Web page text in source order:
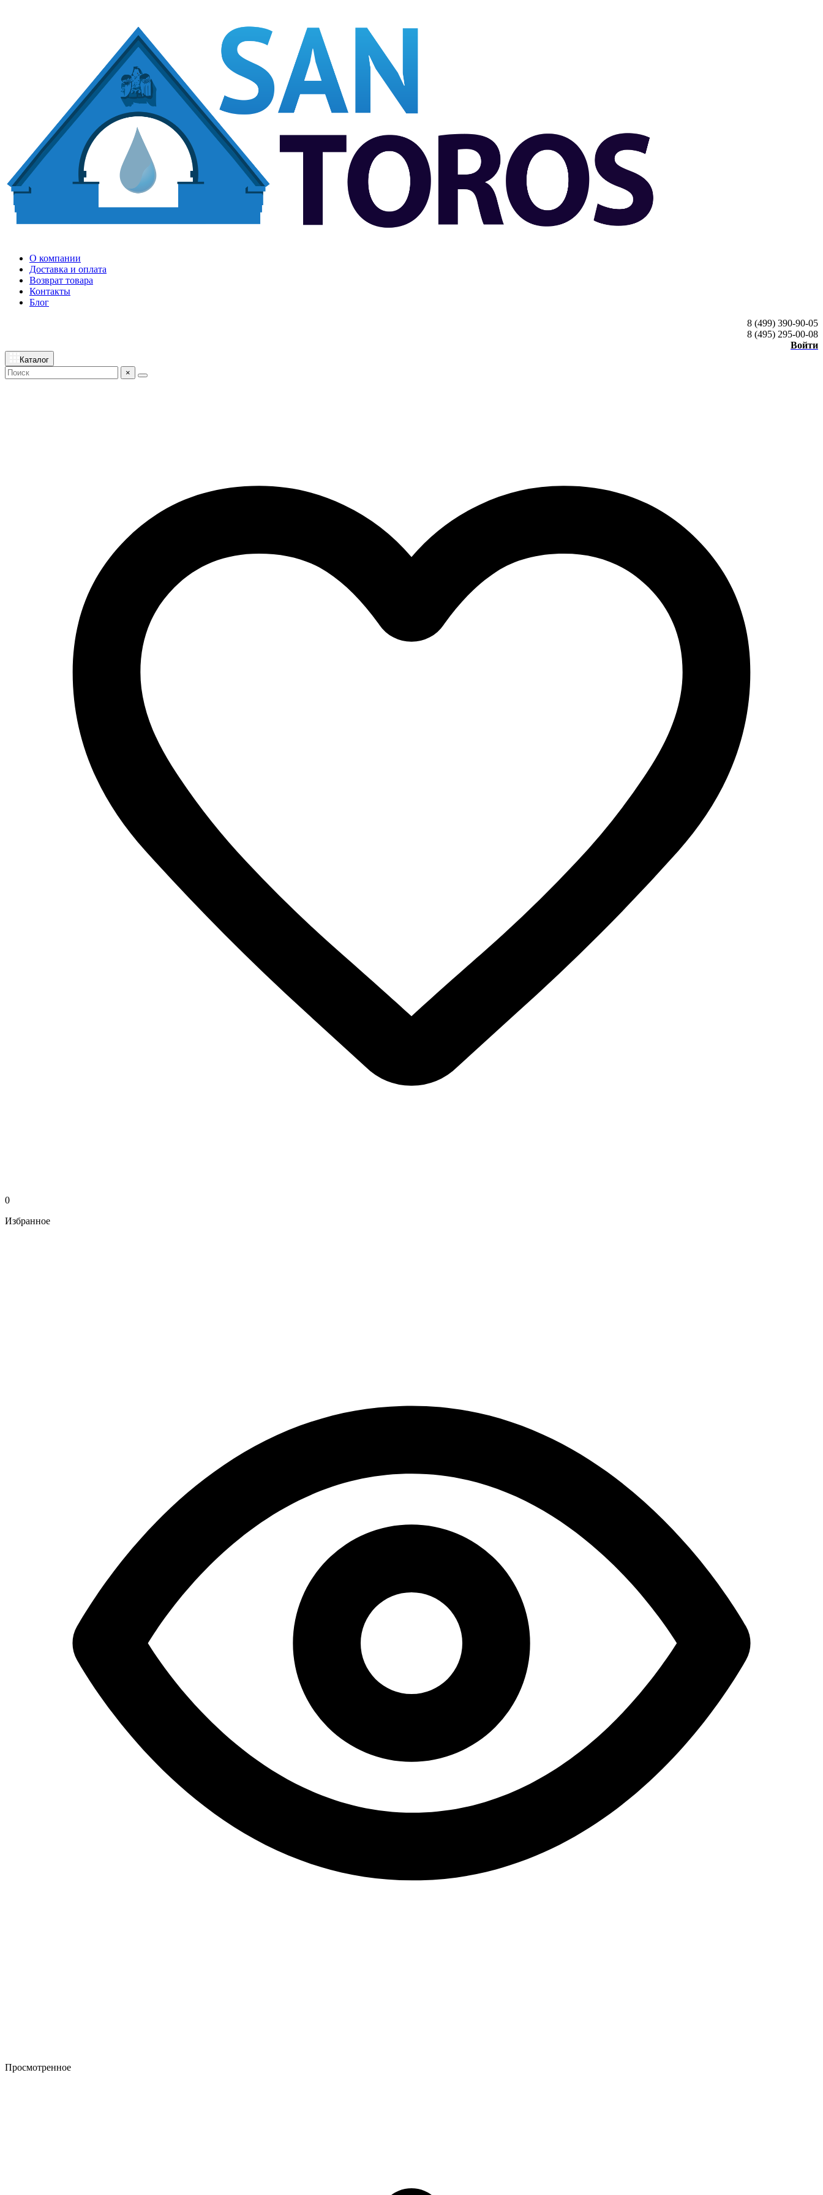
О компании
Доставка и оплата
Возврат товара
Контакты
Блог
8 (499) 390-90-05
8 (495) 295-00-08
Войти
Каталог
×
0
Избранное
Просмотренное